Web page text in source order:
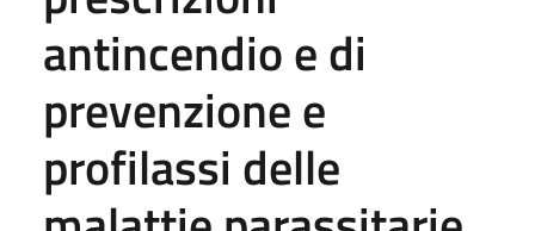
antincendio e di
prevenzione e
profilassi delle